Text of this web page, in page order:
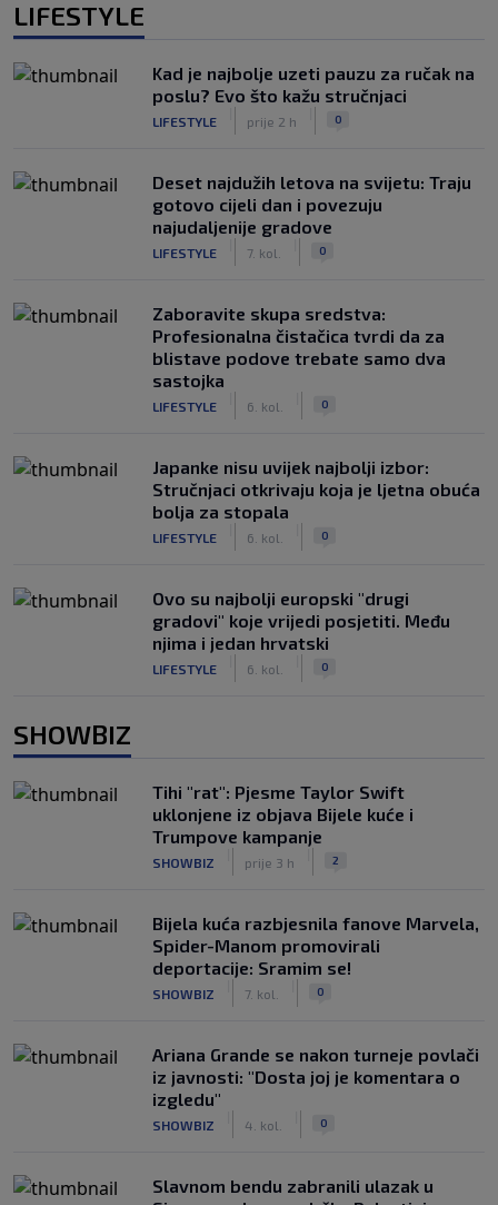
LIFESTYLE
Kad je najbolje uzeti pauzu za ručak na
poslu? Evo što kažu stručnjaci
LIFESTYLE prije 2 h 0
Deset najdužih letova na svijetu: Traju
gotovo cijeli dan i povezuju
najudaljenije gradove
LIFESTYLE 7. kol. 0
Zaboravite skupa sredstva:
Profesionalna čistačica tvrdi da za
blistave podove trebate samo dva
sastojka
LIFESTYLE 6. kol. 0
Japanke nisu uvijek najbolji izbor:
Stručnjaci otkrivaju koja je ljetna obuća
bolja za stopala
LIFESTYLE 6. kol. 0
Ovo su najbolji europski "drugi
gradovi" koje vrijedi posjetiti. Među
njima i jedan hrvatski
LIFESTYLE 6. kol. 0
SHOWBIZ
Tihi "rat": Pjesme Taylor Swift
uklonjene iz objava Bijele kuće i
Trumpove kampanje
SHOWBIZ prije 3 h 2
Bijela kuća razbjesnila fanove Marvela,
Spider-Manom promovirali
deportacije: Sramim se!
SHOWBIZ 7. kol. 0
Ariana Grande se nakon turneje povlači
iz javnosti: "Dosta joj je komentara o
izgledu"
SHOWBIZ 4. kol. 0
Slavnom bendu zabranili ulazak u